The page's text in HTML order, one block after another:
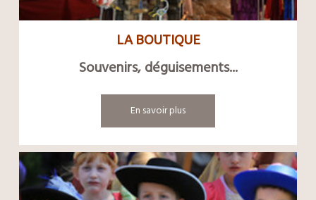
LA BOUTIQUE
Souvenirs, déguisements...